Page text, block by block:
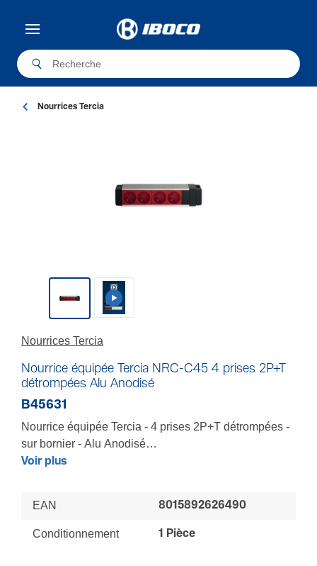
Nourrices Tercia
Nourrices Tercia
Nourrice équipée Tercia NRC-C45 4 prises 2P+T
détrompées Alu Anodisé
B45631
Nourrice équipée Tercia - 4 prises 2P+T détrompées -
sur bornier - Alu Anodisé
A installer sur ou sous un bureau, une table de
Combinaisons multiples à la demande : raccordement
sur bornier, sur connecteur Wago™ ou Wieland™ avec
Voir plus
EAN 8015892626490
Conditionnement 1 Pièce